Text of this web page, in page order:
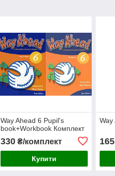
Way Ahead 6 Pupil's
book+Workbook Комплект
330₴/комплект
Купити
165